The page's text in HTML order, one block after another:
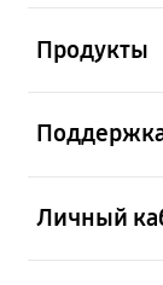
Продукты
Личный